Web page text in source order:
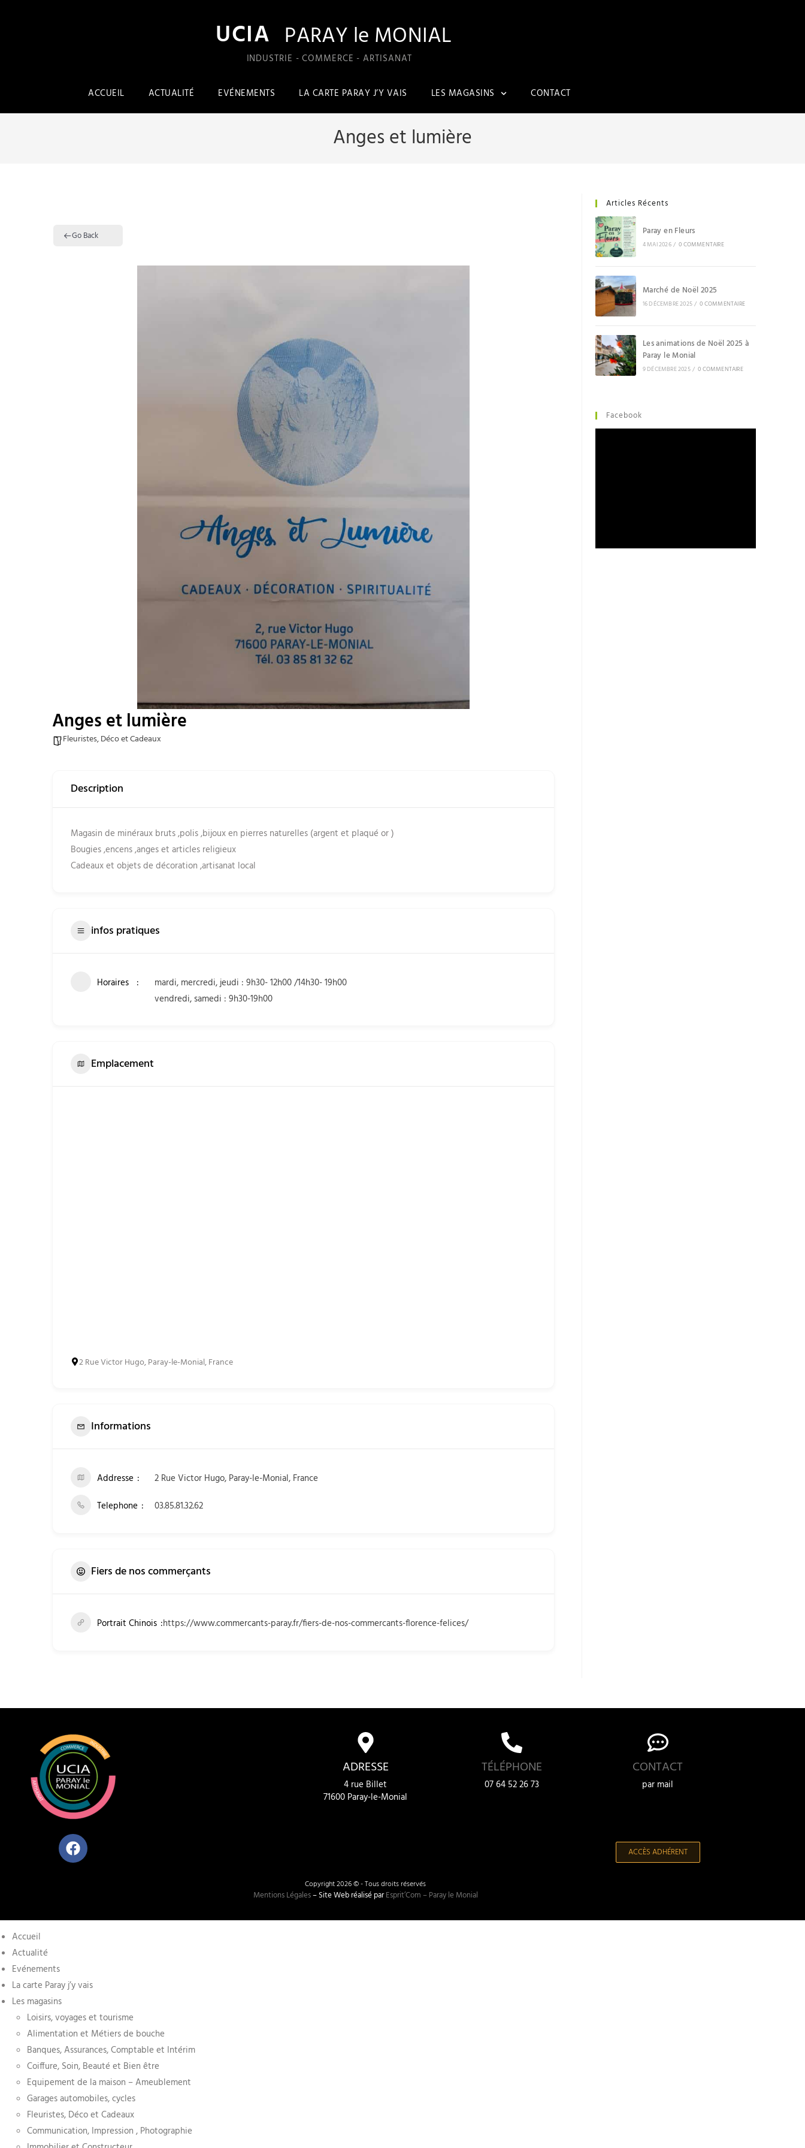
UCIA PARAY le MONIAL
INDUSTRIE - COMMERCE - ARTISANAT
ACCUEIL ACTUALITÉ EVÉNEMENTS LA CARTE PARAY J’Y VAIS LES MAGASINS CONTACT
Anges et lumière
Go Back
Anges et lumière
Fleuristes, Déco et Cadeaux
Description
Magasin de minéraux bruts ,polis ,bijoux en pierres naturelles (argent et plaqué or )
Bougies ,encens ,anges et articles religieux
Cadeaux et objets de décoration ,artisanat local
infos pratiques
Horaires
mardi, mercredi, jeudi : 9h30- 12h00 /14h30- 19h00
vendredi, samedi : 9h30-19h00
Emplacement
2 Rue Victor Hugo, Paray-le-Monial, France
Informations
Addresse
2 Rue Victor Hugo, Paray-le-Monial, France
Telephone
03.85.81.32.62
Fiers de nos commerçants
Portrait Chinois https://www.commercants-paray.fr/fiers-de-nos-commercants-florence-felices/
Articles Récents
Paray en Fleurs
4 MAI 2026 / 0 COMMENTAIRE
Marché de Noël 2025
16 DÉCEMBRE 2025/ 0 COMMENTAIRE
Les animations de Noël 2025 à
Paray le Monial
9 DÉCEMBRE 2025 / 0 COMMENTAIRE
Facebook
ADRESSE
4 rue Billet
71600 Paray-le-Monial
TÉLÉPHONE
07 64 52 26 73
CONTACT
par mail
ACCÈS ADHÉRENT
Copyright 2026 © - Tous droits réservés
Mentions Légales– Site Web réalisé parEsprit’Com – Paray le Monial
Accueil
Actualité
Evénements
La carte Paray j’y vais
Les magasins
Loisirs, voyages et tourisme
Alimentation et Métiers de bouche
Banques, Assurances, Comptable et Intérim
Coiffure, Soin, Beauté et Bien être
Equipement de la maison – Ameublement
Garages automobiles, cycles
Fleuristes, Déco et Cadeaux
Communication, Impression , Photographie